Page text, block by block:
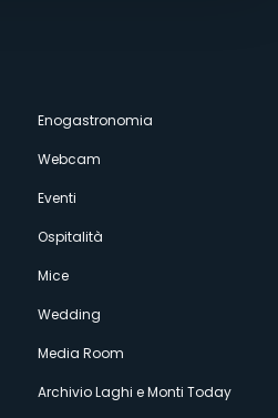
Enogastronomia
Webcam
Eventi
Ospitalità
Mice
Wedding
Media Room
Archivio Laghi e Monti Today